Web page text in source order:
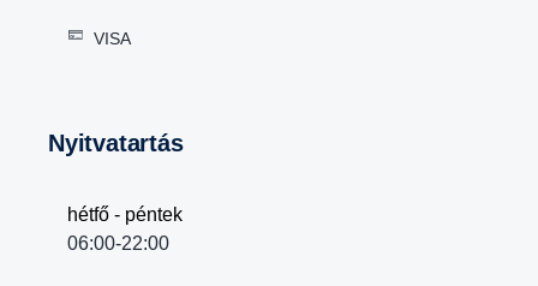
VISA
Nyitvatartás
hétfő - péntek
06:00-22:00